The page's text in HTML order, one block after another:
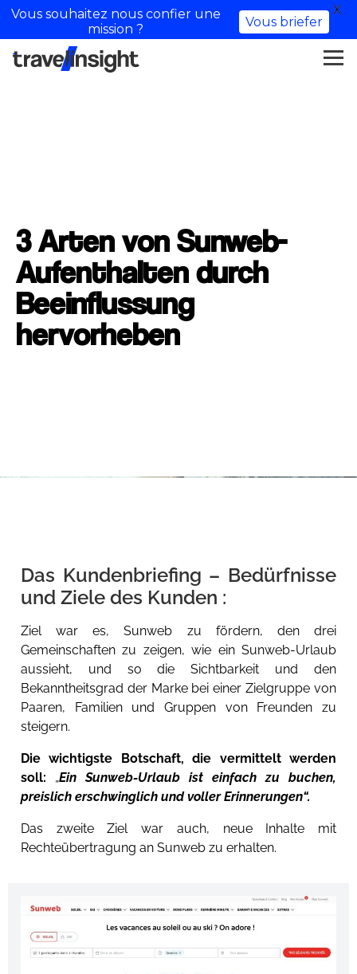
3 Arten von Sunweb-
Aufenthalten durch
Beeinflussung
hervorheben
Das Kundenbriefing – Bedürfnisse
und Ziele des Kunden :
Ziel war es, Sunweb zu fördern, den drei
Gemeinschaften zu zeigen, wie ein Sunweb-Urlaub
aussieht, und so die Sichtbarkeit und den
Bekanntheitsgrad der Marke bei einer Zielgruppe von
Paaren, Familien und Gruppen von Freunden zu
steigern.
Die wichtigste Botschaft, die vermittelt werden
soll: „Ein Sunweb-Urlaub ist einfach zu buchen,
preislich erschwinglich und voller Erinnerungen“.
Das zweite Ziel war auch, neue Inhalte mit
Rechteübertragung an Sunweb zu erhalten.
Vous souhaitez nous confier une
mission ?
Vous briefer
X